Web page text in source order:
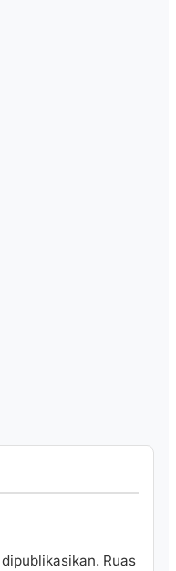
Ruas